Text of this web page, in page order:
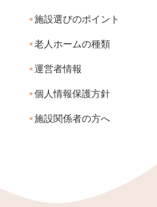
施設選びのポイント
老人ホームの種類
運営者情報
個人情報保護方針
施設関係者の方へ